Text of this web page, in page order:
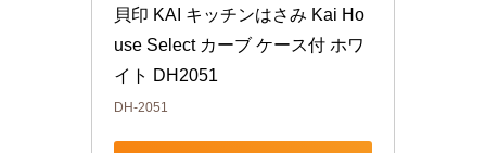
貝印 KAI キッチンはさみ Kai Ho
use Select カーブ ケース付 ホワ
イト DH2051
DH-2051